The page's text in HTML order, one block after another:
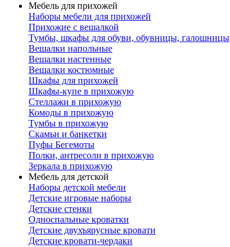
Мебель для прихожей
Наборы мебели для прихожей
Прихожие с вешалкой
Тумбы, шкафы для обуви, обувницы, галошницы
Вешалки напольные
Вешалки настенные
Вешалки костюмные
Шкафы для прихожей
Шкафы-купе в прихожую
Стеллажи в прихожую
Комоды в прихожую
Тумбы в прихожую
Скамьи и банкетки
Пуфы Бегемоты
Полки, антресоли в прихожую
Зеркала в прихожую
Мебель для детской
Наборы детской мебели
Детские игровые наборы
Детские стенки
Односпальные кроватки
Детские двухъярусные кровати
Детские кровати-чердаки